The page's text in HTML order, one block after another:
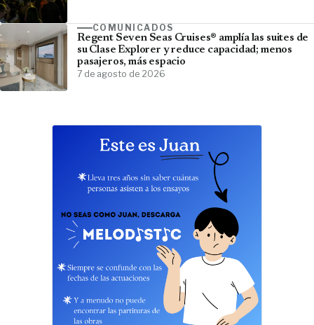
COMUNICADOS
Regent Seven Seas Cruises® amplía las suites de
su Clase Explorer y reduce capacidad; menos
pasajeros, más espacio
7 de agosto de 2026